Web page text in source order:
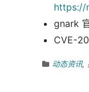
https://
gnark
CVE-
动态资讯,